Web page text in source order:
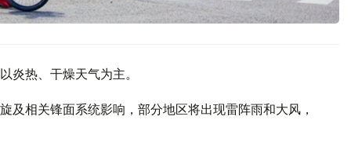
炎热、干燥天气为主。
及相关锋面系统影响，部分地区将出现雷阵雨和大风，